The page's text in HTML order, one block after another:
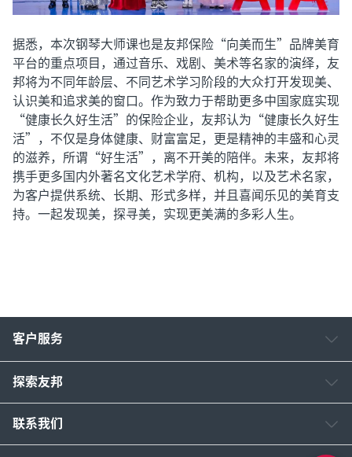
据悉，本次钢琴大师课也是友邦保险“向美而生”品牌美育
平台的重点项目，通过音乐、戏剧、美术等名家的演绎，友
邦将为不同年龄层、不同艺术学习阶段的大众打开发现美、
认识美和追求美的窗口。作为致力于帮助更多中国家庭实现
“健康长久好生活”的保险企业，友邦认为“健康长久好生
活”，不仅是身体健康、财富富足，更是精神的丰盛和心灵
的滋养，所谓“好生活”，离不开美的陪伴。未来，友邦将
携手更多国内外著名文化艺术学府、机构，以及艺术名家，
为客户提供系统、长期、形式多样，并且喜闻乐见的美育支
持。一起发现美，探寻美，实现更美满的多彩人生。
客户服务
探索友邦
联系我们